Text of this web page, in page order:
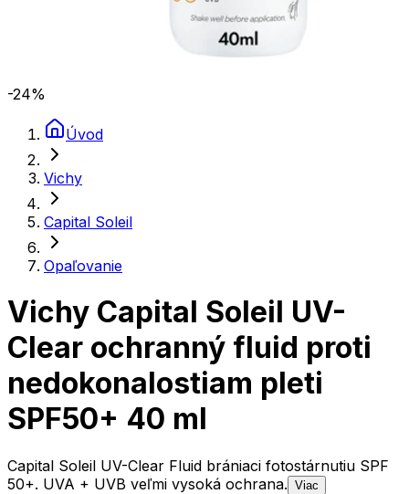
-24%
Úvod
Vichy
Capital Soleil
Opaľovanie
Vichy Capital Soleil UV-
Clear ochranný fluid proti
nedokonalostiam pleti
SPF50+ 40 ml
Capital Soleil UV-Clear Fluid brániaci fotostárnutiu SPF
50+. UVA + UVB veľmi vysoká ochrana. Viac